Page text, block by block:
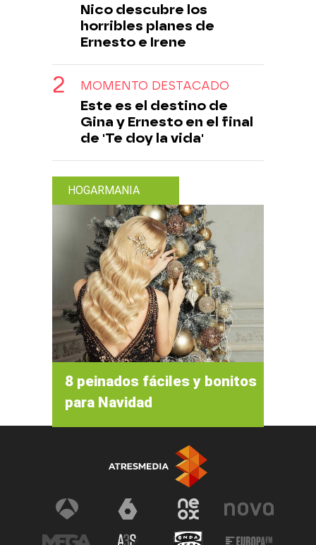
Nico descubre los
horribles planes de
Ernesto e Irene
MOMENTO DESTACADO
Este es el destino de
Gina y Ernesto en el final
de 'Te doy la vida'
HOGARMANIA
8 peinados fáciles y bonitos
para Navidad